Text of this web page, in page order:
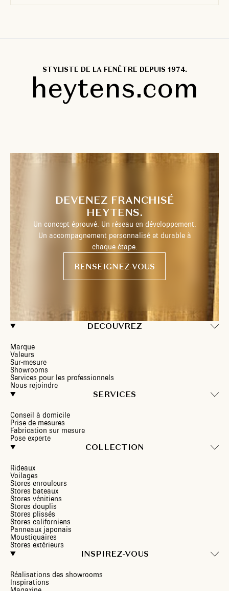
STYLISTE DE LA FENÊTRE DEPUIS 1974.
heytens.com
DECOUVREZ
Marque
Valeurs
Sur-mesure
Showrooms
Services pour les professionnels
Nous rejoindre
SERVICES
Conseil à domicile
Prise de mesures
Fabrication sur mesure
Pose experte
COLLECTION
Rideaux
Voilages
Stores enrouleurs
Stores bateaux
Stores vénitiens
Stores douplis
Stores plissés
Stores californiens
Panneaux japonais
Moustiquaires
Stores extérieurs
INSPIREZ-VOUS
Réalisations des showrooms
Inspirations
DEVENEZ FRANCHISÉ
HEYTENS.
Un concept éprouvé. Un réseau en développement.
Un accompagnement personnalisé et durable à
chaque étape.
RENSEIGNEZ-VOUS